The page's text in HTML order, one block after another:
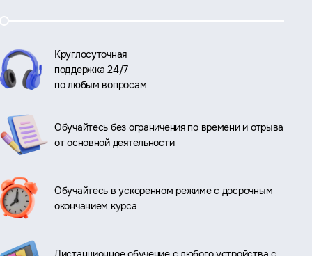
Круглосуточная
поддержка 24/7
по любым вопросам
Обучайтесь без ограничения по времени и отрыва
от основной деятельности
Обучайтесь в ускоренном режиме с досрочным
окончанием курса